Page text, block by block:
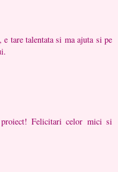
e tare talentata si ma ajuta si pe
Felicitari celor mici si